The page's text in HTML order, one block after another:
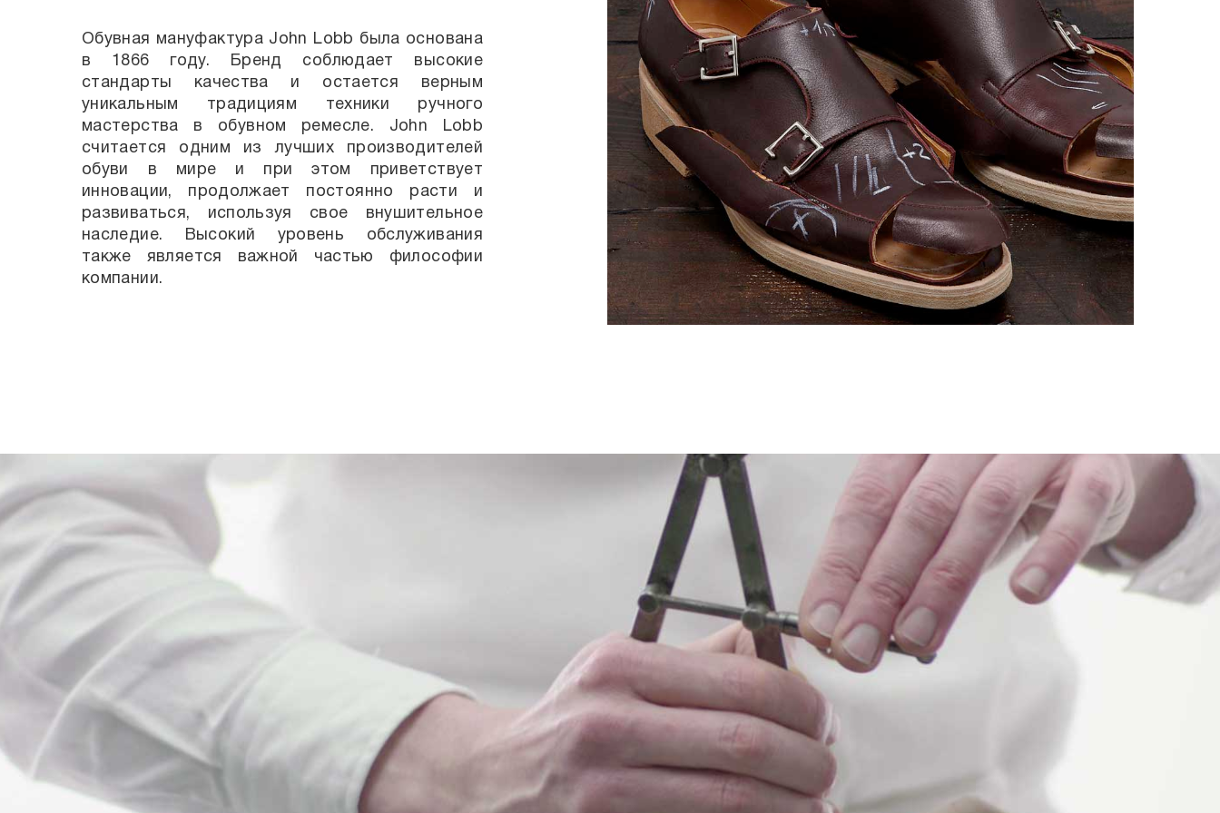
Обувная мануфактура John Lobb была основана
в 1866 году. Бренд соблюдает высокие
стандарты качества и остается верным
уникальным традициям техники ручного
мастерства в обувном ремесле. John Lobb
считается одним из лучших производителей
обуви в мире и при этом приветствует
инновации, продолжает постоянно расти и
развиваться, используя свое внушительное
наследие. Высокий уровень обслуживания
также является важной частью философии
компании.